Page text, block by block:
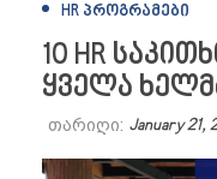
HR ᲞᲠᲝᲒᲠᲐᲛᲔᲑᲘ
10 HR
ყველა
თარიღი: January 21,